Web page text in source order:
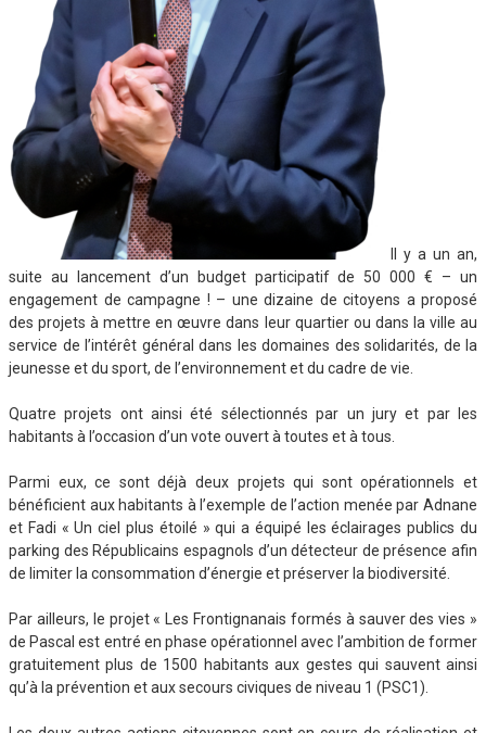
Il y a un an,
suite au lancement d’un budget participatif de 50 000 € – un
engagement de campagne ! – une dizaine de citoyens a proposé
des projets à mettre en œuvre dans leur quartier ou dans la ville au
service de l’intérêt général dans les domaines des solidarités, de la
jeunesse et du sport, de l’environnement et du cadre de vie.
Quatre projets ont ainsi été sélectionnés par un jury et par les
habitants à l’occasion d’un vote ouvert à toutes et à tous.
Parmi eux, ce sont déjà deux projets qui sont opérationnels et
bénéficient aux habitants à l’exemple de l’action menée par Adnane
et Fadi « Un ciel plus étoilé » qui a équipé les éclairages publics du
parking des Républicains espagnols d’un détecteur de présence afin
de limiter la consommation d’énergie et préserver la biodiversité.
Par ailleurs, le projet « Les Frontignanais formés à sauver des vies »
de Pascal est entré en phase opérationnel avec l’ambition de former
gratuitement plus de 1500 habitants aux gestes qui sauvent ainsi
qu’à la prévention et aux secours civiques de niveau 1 (PSC1).